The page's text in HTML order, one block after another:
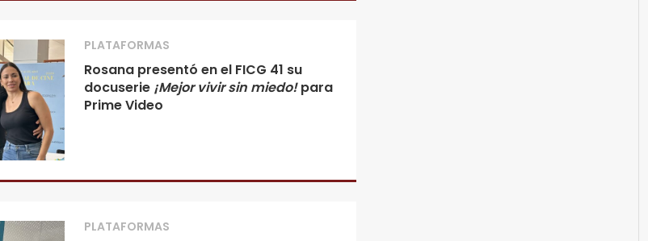
PLATAFORMAS
Rosana presentó en el FICG 41 su
docuserie ¡Mejor vivir sin miedo!para
Prime Video
PLATAFORMAS